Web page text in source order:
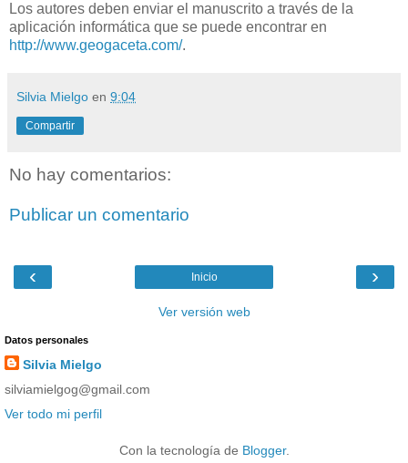
Los autores deben enviar el manuscrito a través de la
aplicación informática que se puede encontrar en
http://www.geogaceta.com/.
Silvia Mielgo en 9:04
Compartir
No hay comentarios:
Publicar un comentario
‹ ›
Inicio
Ver versión web
Datos personales
Silvia Mielgo
silviamielgog@gmail.com
Ver todo mi perfil
Con la tecnología de Blogger.